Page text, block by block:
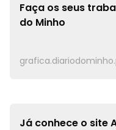
Faça os seus
do Minho
Já conhece o site